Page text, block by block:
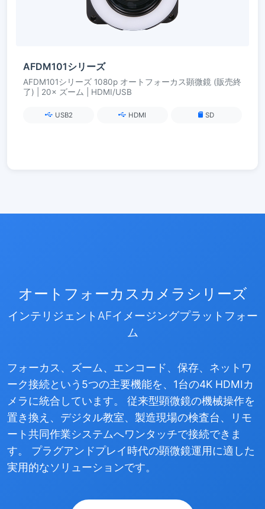
AFDM101シリーズ
AFDM101シリーズ 1080p オートフォーカス顕微鏡 (販売終
了) | 20× ズーム | HDMI/USB
USB2 HDMI SD
オートフォーカスカメラシリーズ
インテリジェントAFイメージングプラットフォー
ム
フォーカス、ズーム、エンコード、保存、ネットワ
ーク接続という5つの主要機能を、1台の4K HDMIカ
メラに統合しています。 従来型顕微鏡の機械操作を
置き換え、デジタル教室、製造現場の検査台、リモ
ート共同作業システムへワンタッチで接続できま
す。 プラグアンドプレイ時代の顕微鏡運用に適した
実用的なソリューションです。